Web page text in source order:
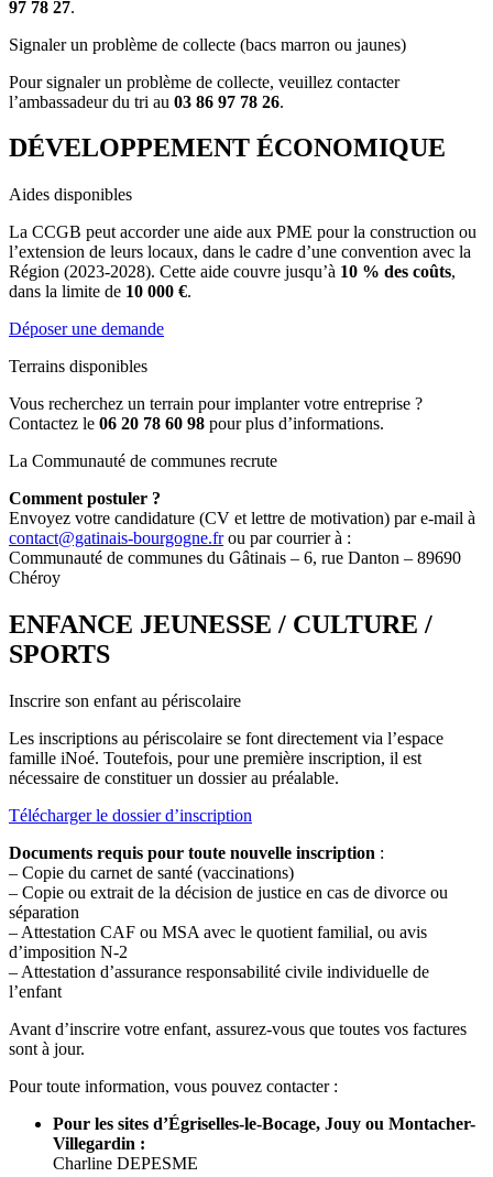
97 78 27.
Signaler un problème de collecte (bacs marron ou jaunes)
Pour signaler un problème de collecte, veuillez contacter
l’ambassadeur du tri au 03 86 97 78 26.
DÉVELOPPEMENT ÉCONOMIQUE
Aides disponibles
La CCGB peut accorder une aide aux PME pour la construction ou
l’extension de leurs locaux, dans le cadre d’une convention avec la
Région (2023-2028). Cette aide couvre jusqu’à 10 % des coûts,
dans la limite de 10 000 €.
Déposer une demande
Terrains disponibles
Vous recherchez un terrain pour implanter votre entreprise ?
Contactez le 06 20 78 60 98 pour plus d’informations.
La Communauté de communes recrute
Comment postuler ?
Envoyez votre candidature (CV et lettre de motivation) par e-mail à
contact@gatinais-bourgogne.frou par courrier à :
Communauté de communes du Gâtinais – 6, rue Danton – 89690
Chéroy
ENFANCE JEUNESSE / CULTURE /
SPORTS
Inscrire son enfant au périscolaire
Les inscriptions au périscolaire se font directement via l’espace
famille iNoé. Toutefois, pour une première inscription, il est
nécessaire de constituer un dossier au préalable.
Télécharger le dossier d’inscription
Documents requis pour toute nouvelle inscription :
– Copie du carnet de santé (vaccinations)
– Copie ou extrait de la décision de justice en cas de divorce ou
séparation
– Attestation CAF ou MSA avec le quotient familial, ou avis
d’imposition N-2
– Attestation d’assurance responsabilité civile individuelle de
l’enfant
Avant d’inscrire votre enfant, assurez-vous que toutes vos factures
sont à jour.
Pour toute information, vous pouvez contacter :
Pour les sites d’Égriselles-le-Bocage, Jouy ou Montacher-
Villegardin :
Charline DEPESME